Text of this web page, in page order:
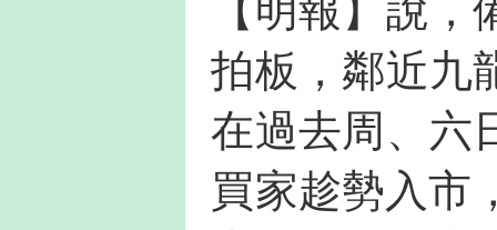
【明報】說
拍板，鄰近九
在過去周、六
買家趁勢入市